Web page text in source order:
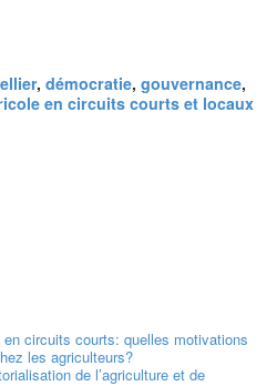
, démocratie, gouvernance,
en circuits courts et locaux
circuits courts: quelles motivations
les agriculteurs?
de l’agriculture et de